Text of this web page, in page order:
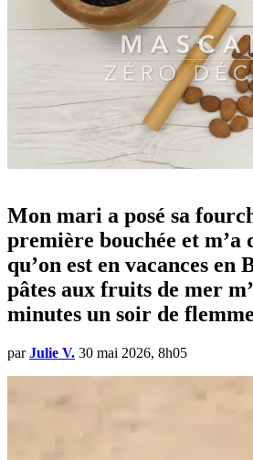
Mon mari a posé sa
première bouchée et
qu’on est en vacances en
pâtes aux fruits de mer
minutes un soir de
par Julie V. 30 mai 2026, 8h05